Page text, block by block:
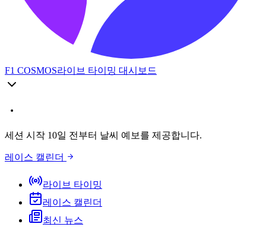
F1 COSMOS라이브 타이밍 대시보드
세션 시작 10일 전부터 날씨 예보를 제공합니다.
레이스 캘린더
라이브 타이밍
레이스 캘린더
최신 뉴스